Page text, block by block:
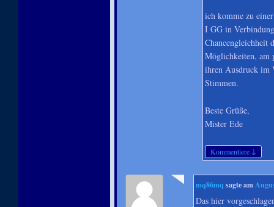
ich komme zu
I GG in
Chancengleichheit
Möglichkeiten, am
ihren Ausdruck im
Stimmen.
Beste Grüße,
Mister Ede
Kommentiere ↓
mq86mq sagte am
Das hier